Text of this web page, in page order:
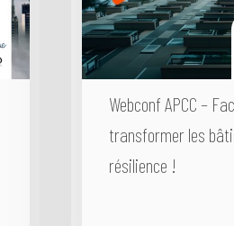
Webconf APCC –
transformer les
résilience !